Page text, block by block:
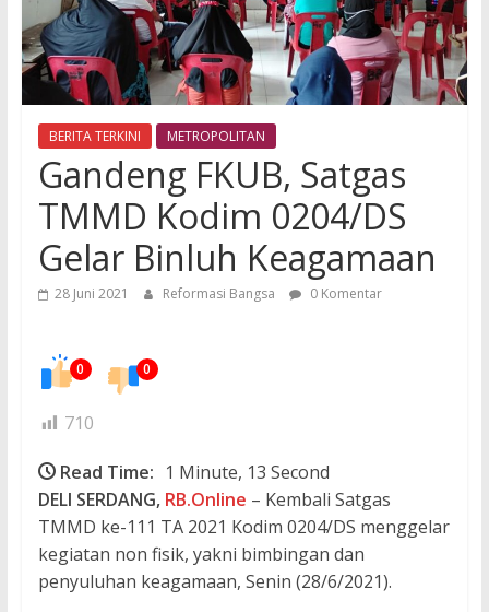
BERITA TERKINI METROPOLITAN
Gandeng FKUB, Satgas
TMMD Kodim 0204/DS
Gelar Binluh Keagamaan
28 Juni 2021 Reformasi Bangsa 0 Komentar
0 0
710
Read Time: 1 Minute, 13 Second
DELI SERDANG, RB.Online – Kembali Satgas
TMMD ke-111 TA 2021 Kodim 0204/DS menggelar
kegiatan non fisik, yakni bimbingan dan
penyuluhan keagamaan, Senin (28/6/2021).